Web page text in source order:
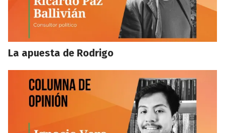
La apuesta de Rodrigo